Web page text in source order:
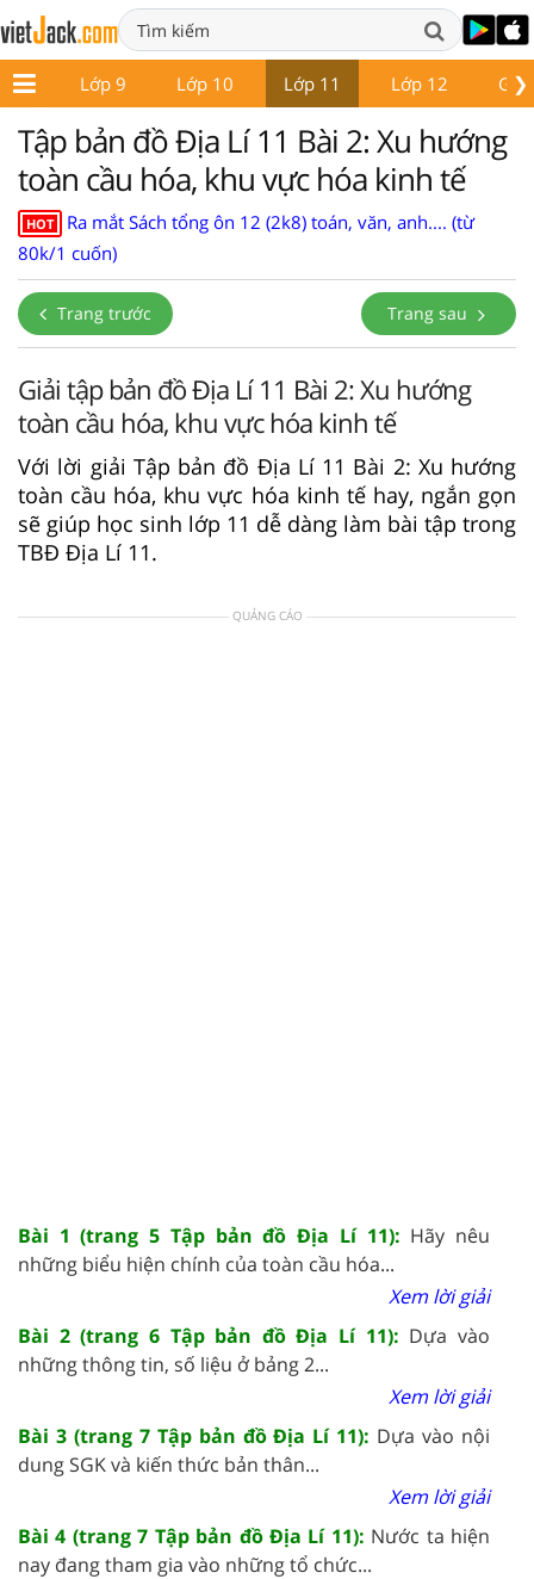
❯
8 Lớp 9 Lớp 10 Lớp 11 Lớp 12
Tập bản đồ Địa Lí 11 Bài 2: Xu hướng
toàn cầu hóa, khu vực hóa kinh tế
HOT
Ra mắt Sách tổng ôn 12 (2k8) toán, văn, anh.... (từ
80k/1 cuốn)
Trang trước Trang sau
Giải tập bản đồ Địa Lí 11 Bài 2: Xu hướng
toàn cầu hóa, khu vực hóa kinh tế
Với lời giải Tập bản đồ Địa Lí 11 Bài 2: Xu hướng
toàn cầu hóa, khu vực hóa kinh tế hay, ngắn gọn
sẽ giúp học sinh lớp 11 dễ dàng làm bài tập trong
TBĐ Địa Lí 11.
QUẢNG CÁO
Bài 1 (trang 5 Tập bản đồ Địa Lí 11): Hãy nêu
những biểu hiện chính của toàn cầu hóa...
Xem lời giải
Bài 2 (trang 6 Tập bản đồ Địa Lí 11): Dựa vào
những thông tin, số liệu ở bảng 2...
Xem lời giải
Bài 3 (trang 7 Tập bản đồ Địa Lí 11): Dựa vào nội
dung SGK và kiến thức bản thân...
Xem lời giải
Bài 4 (trang 7 Tập bản đồ Địa Lí 11): Nước ta hiện
nay đang tham gia vào những tổ chức...